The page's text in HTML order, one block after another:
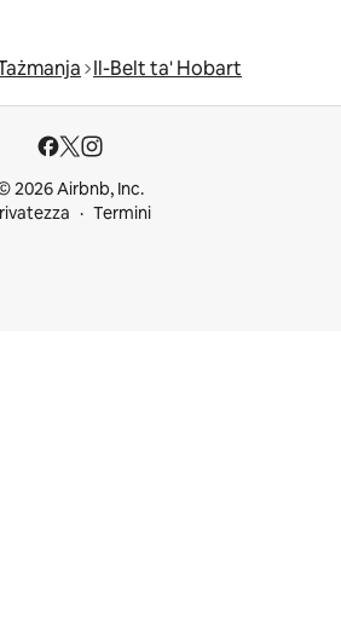
Il-Belt ta' Hobart
2026 Airbnb, Inc.
Termini